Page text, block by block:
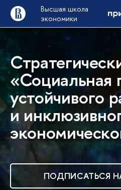
Высшая школа
экономики
«Социальная
устойчивого
и
ПОДПИСАТЬСЯ